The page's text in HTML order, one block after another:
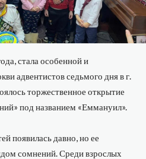
стала особенной и
адвентистов седьмого дня в г.
торжественное открытие
под названием «Еммануил».
появилась давно, но ее
сомнений. Среди взрослых